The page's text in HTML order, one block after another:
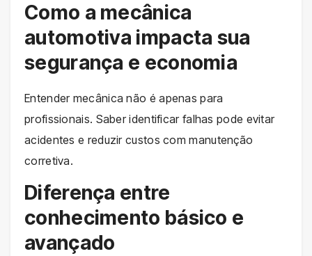
Como a mecânica
automotiva impacta sua
segurança e economia
Entender mecânica não é apenas para
profissionais. Saber identificar falhas pode evitar
acidentes e reduzir custos com manutenção
corretiva.
Diferença entre
conhecimento básico e
avançado